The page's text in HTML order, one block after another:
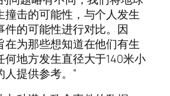
撞击的可能性，与个人发生
件的可能性进行对比。因
在为那些想知道在他们有生
何地方发生直径大于140米小
提供参考。”